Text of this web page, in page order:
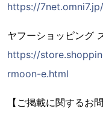
https://
ヤフーショッピング
https://
rmoon-e.html
【ご掲載に関するお